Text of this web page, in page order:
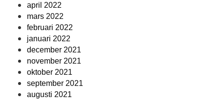
april 2022
mars 2022
februari 2022
januari 2022
december 2021
november 2021
oktober 2021
september 2021
augusti 2021